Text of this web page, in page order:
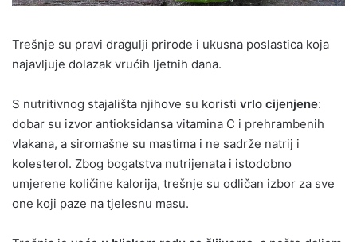
Trešnje su pravi dragulji prirode i ukusna poslastica koja
najavljuje dolazak vrućih ljetnih dana.
S nutritivnog stajališta njihove su koristi vrlo cijenjene:
dobar su izvor antioksidansa vitamina C i prehrambenih
vlakana, a siromašne su mastima i ne sadrže natrij i
kolesterol. Zbog bogatstva nutrijenata i istodobno
umjerene količine kalorija, trešnje su odličan izbor za sve
one koji paze na tjelesnu masu.